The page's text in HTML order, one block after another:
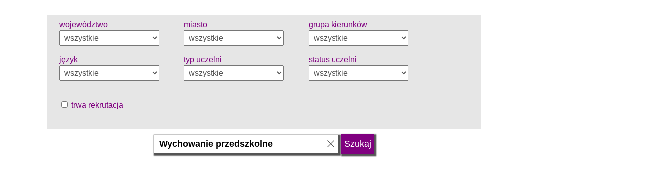
województwo miasto grupa kierunków
język typ uczelni status uczelni
trwa rekrutacja